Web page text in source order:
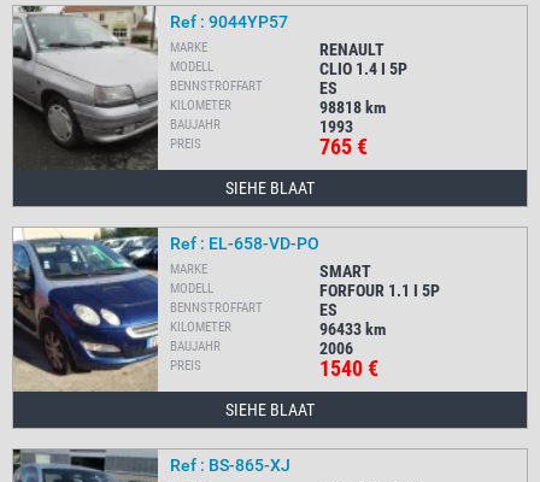
MARKE RENAULT
Ref : 9044YP57
MODELL CLIO 1.4 I 5P
BENNSTROFFART ES
KILOMETER 98818 km
BAUJAHR 1993
PREIS 765 €
SIEHE BLAAT
MARKE SMART
Ref : EL-658-VD-PO
MODELL FORFOUR 1.1 I 5P
BENNSTROFFART ES
KILOMETER 96433 km
BAUJAHR 2006
PREIS 1540 €
SIEHE BLAAT
Ref : BS-865-XJ